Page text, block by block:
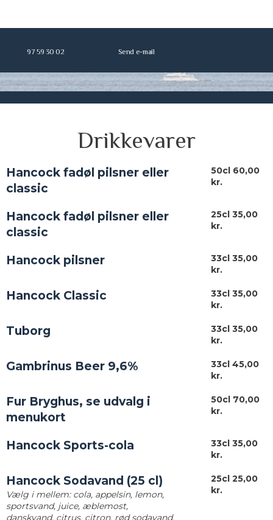
97 59 30 02 Send e-mail
Drikkevarer
Hancock fadøl pilsner eller
classic
50cl 60,00
kr.
Hancock fadøl pilsner eller
classic
25cl 35,00
kr.
Hancock pilsner
33cl 35,00
kr.
Hancock Classic
33cl 35,00
kr.
Tuborg
33cl 35,00
kr.
Gambrinus Beer 9,6%
33cl 45,00
kr.
Fur Bryghus, se udvalg i
menukort
50cl 70,00
kr.
Hancock Sports-cola 33cl 35,00
kr.
Hancock Sodavand (25 cl)
Vælg i mellem: cola, appelsin, lemon,
sportsvand, juice, æblemost,
danskvand, citrus, citron, rød sodavand,
25cl 25,00
kr.